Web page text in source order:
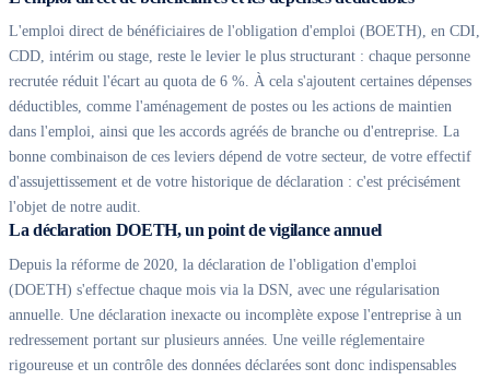
L'emploi direct de bénéficiaires de l'obligation d'emploi (BOETH), en CDI,
CDD, intérim ou stage, reste le levier le plus structurant : chaque personne
recrutée réduit l'écart au quota de 6 %. À cela s'ajoutent certaines dépenses
déductibles, comme l'aménagement de postes ou les actions de maintien
dans l'emploi, ainsi que les accords agréés de branche ou d'entreprise. La
bonne combinaison de ces leviers dépend de votre secteur, de votre effectif
d'assujettissement et de votre historique de déclaration : c'est précisément
l'objet de notre audit.
La déclaration DOETH, un point de vigilance annuel
Depuis la réforme de 2020, la déclaration de l'obligation d'emploi
(DOETH) s'effectue chaque mois via la DSN, avec une régularisation
annuelle. Une déclaration inexacte ou incomplète expose l'entreprise à un
redressement portant sur plusieurs années. Une veille réglementaire
rigoureuse et un contrôle des données déclarées sont donc indispensables